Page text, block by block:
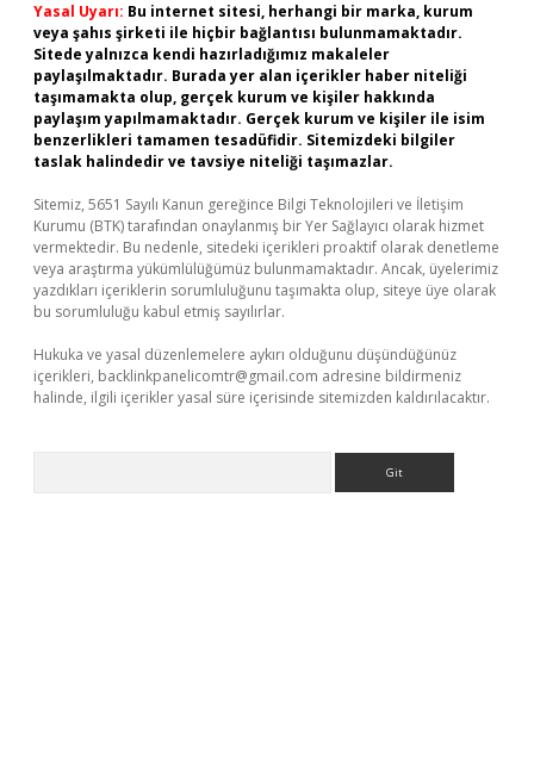
Yasal Uyarı: Bu internet sitesi, herhangi bir marka, kurum
veya şahıs şirketi ile hiçbir bağlantısı bulunmamaktadır.
Sitede yalnızca kendi hazırladığımız makaleler
paylaşılmaktadır. Burada yer alan içerikler haber niteliği
taşımamakta olup, gerçek kurum ve kişiler hakkında
paylaşım yapılmamaktadır. Gerçek kurum ve kişiler ile isim
benzerlikleri tamamen tesadüfidir. Sitemizdeki bilgiler
taslak halindedir ve tavsiye niteliği taşımazlar.
Sitemiz, 5651 Sayılı Kanun gereğince Bilgi Teknolojileri ve İletişim
Kurumu (BTK) tarafından onaylanmış bir Yer Sağlayıcı olarak hizmet
vermektedir. Bu nedenle, sitedeki içerikleri proaktif olarak denetleme
veya araştırma yükümlülüğümüz bulunmamaktadır. Ancak, üyelerimiz
yazdıkları içeriklerin sorumluluğunu taşımakta olup, siteye üye olarak
bu sorumluluğu kabul etmiş sayılırlar.
Hukuka ve yasal düzenlemelere aykırı olduğunu düşündüğünüz
içerikleri, backlinkpanelicomtr@gmail.com adresine bildirmeniz
halinde, ilgili içerikler yasal süre içerisinde sitemizden kaldırılacaktır.